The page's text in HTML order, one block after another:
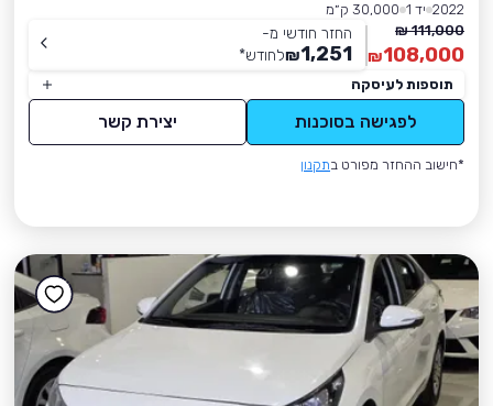
2022 יד 1
30,000 ק״מ
111,000 ₪
108,000
₪
החזר חודשי מ-
1,251
₪לחודש*
תוספות לעיסקה
לפגישה בסוכנות יצירת קשר
*חישוב ההחזר מפורט בתקנון